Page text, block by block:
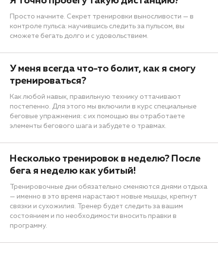
Просто начните. Секрет тренировки выносливости — в
контроле пульса: научившись следить за пульсом, вы
сможете бегать долго и с удовольствием.
У меня всегда что-то болит, как я смогу
тренироваться?
Как любой навык, правильную технику оттачивают
постепенно. Для этого мы включили в курс специальные
беговые упражнения: с их помощью вы отработаете
элементы бегового шага и забудете о травмах.
Несколько тренировок в неделю? После
бега я неделю как убитый!
Тренировочные дни обязательно сменяются днями отдыха
— именно в это время нарастают новые мышцы, крепнут
связки и сухожилия. Тренер будет следить за вашим
состоянием и по необходимости вносить правки в
программу.